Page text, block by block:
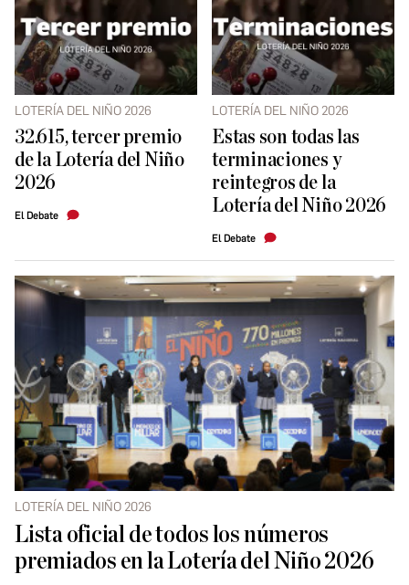
LOTERÍA DEL NIÑO 2026
32.615, tercer premio
de la Lotería del Niño
2026
El Debate
LOTERÍA DEL NIÑO 2026
Estas son todas las
terminaciones y
reintegros de la
Lotería del Niño 2026
El Debate
LOTERÍA DEL NIÑO 2026
Lista oficial de todos los números
premiados en la Lotería del Niño 2026